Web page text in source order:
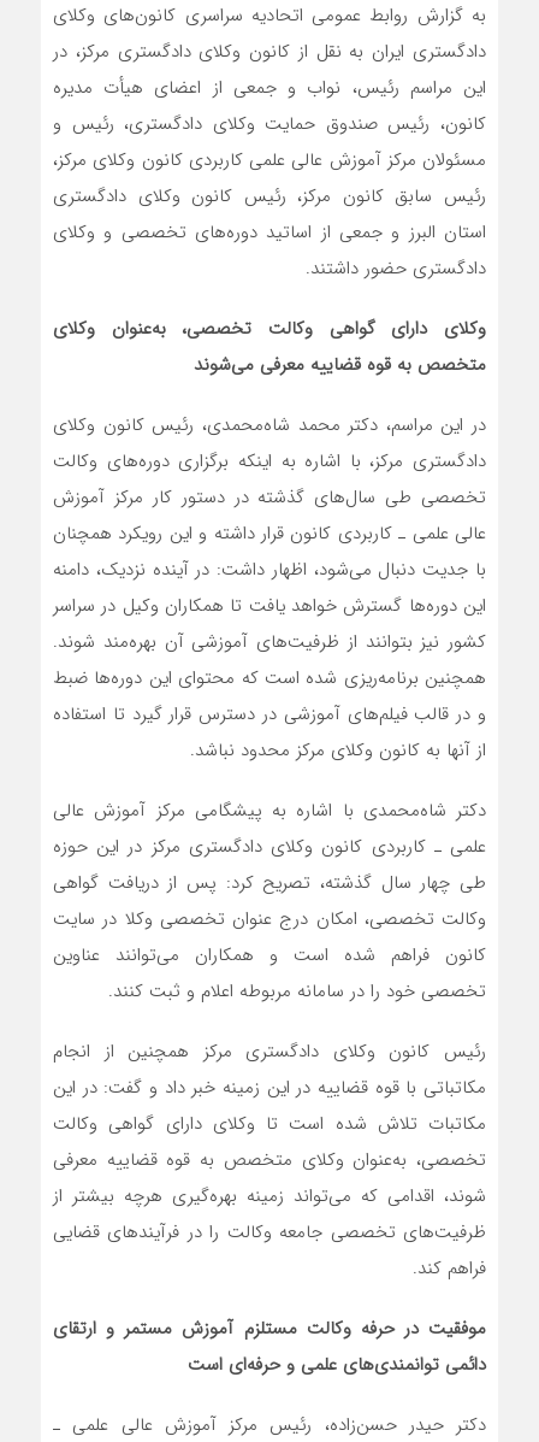
به گزارش روابط عمومی اتحادیه سراسری کانون‌های وکلای
دادگستری ایران به نقل از کانون وکلای دادگستری مرکز، در
این مراسم رئیس، نواب و جمعی از اعضای هیأت مدیره
کانون، رئیس صندوق حمایت وکلای دادگستری، رئیس و
مسئولان مرکز آموزش عالی علمی کاربردی کانون وکلای مرکز،
رئیس سابق کانون مرکز، رئیس کانون وکلای دادگستری
استان البرز و جمعی از اساتید دوره‌های تخصصی و وکلای
دادگستری حضور داشتند.
وکلای دارای گواهی وکالت تخصصی، به‌عنوان وکلای
متخصص به قوه قضاییه معرفی می‌شوند
در این مراسم، دکتر محمد شاه‌محمدی، رئیس کانون وکلای
دادگستری مرکز، با اشاره به اینکه برگزاری دوره‌های وکالت
تخصصی طی سال‌های گذشته در دستور کار مرکز آموزش
عالی علمی ـ کاربردی کانون قرار داشته و این رویکرد همچنان
با جدیت دنبال می‌شود، اظهار داشت: در آینده نزدیک، دامنه
این دوره‌ها گسترش خواهد یافت تا همکاران وکیل در سراسر
کشور نیز بتوانند از ظرفیت‌های آموزشی آن بهره‌مند شوند.
همچنین برنامه‌ریزی شده است که محتوای این دوره‌ها ضبط
و در قالب فیلم‌های آموزشی در دسترس قرار گیرد تا استفاده
از آنها به کانون وکلای مرکز محدود نباشد.
دکتر شاه‌محمدی با اشاره به پیشگامی مرکز آموزش عالی
علمی ـ کاربردی کانون وکلای دادگستری مرکز در این حوزه
طی چهار سال گذشته، تصریح کرد: پس از دریافت گواهی
وکالت تخصصی، امکان درج عنوان تخصصی وکلا در سایت
کانون فراهم شده است و همکاران می‌توانند عناوین
تخصصی خود را در سامانه مربوطه اعلام و ثبت کنند.
رئیس کانون وکلای دادگستری مرکز همچنین از انجام
مکاتباتی با قوه قضاییه در این زمینه خبر داد و گفت: در این
مکاتبات تلاش شده است تا وکلای دارای گواهی وکالت
تخصصی، به‌عنوان وکلای متخصص به قوه قضاییه معرفی
شوند، اقدامی که می‌تواند زمینه بهره‌گیری هرچه بیشتر از
ظرفیت‌های تخصصی جامعه وکالت را در فرآیند‌های قضایی
فراهم کند.
موفقیت در حرفه وکالت مستلزم آموزش مستمر و ارتقای
دائمی توانمندی‌های علمی و حرفه‌ای است
دکتر حیدر حسن‌زاده، رئیس مرکز آموزش عالی علمی ـ